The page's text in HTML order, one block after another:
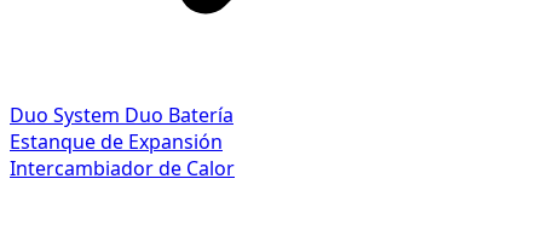
Duo System Duo Batería
Estanque de Expansión
Intercambiador de Calor